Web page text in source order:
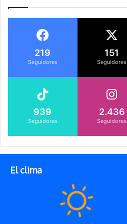
219
Seguidores
151
Seguidores
939
Seguidores
2.436
Seguidores
El clima